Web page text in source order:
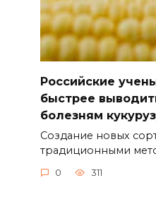
Российские
быстрее
болезням
Создание новых
традиционными
0 311